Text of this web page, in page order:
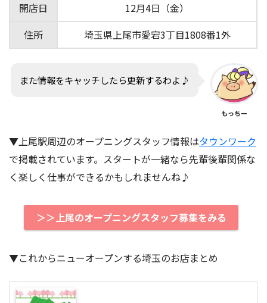
開店日
12月4日（金）
住所
埼玉県上尾市愛宕3丁目1808番1外
また情報をキャッチしたら更新するわよ♪
もっちー
▼上尾駅周辺のオープニングスタッフ情報はタウンワーク
で掲載されています。スタートが一緒なら先輩後輩関係な
く楽しく仕事ができるかもしれませんね♪
＞＞上尾のオープニングスタッフ募集をみる
▼これからニューオープンする埼玉のお店まとめ